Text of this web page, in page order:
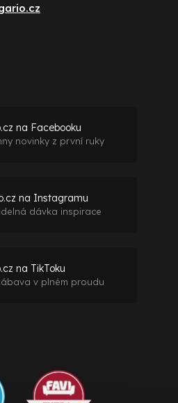
na Facebooku
novinky z první ruky
na Instagramu
dávka inspirace
na TikToku
v plném proudu